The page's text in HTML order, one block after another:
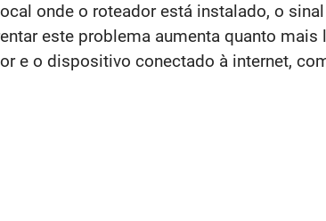
onde o roteador está instalado, o
este problema aumenta quanto
e o dispositivo conectado à internet,